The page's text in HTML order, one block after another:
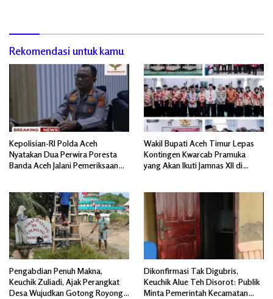
Rekomendasi untuk kamu
Kepolisian-RI Polda Aceh
Nyatakan Dua Perwira Poresta
Banda Aceh Jalani Pemeriksaan
Wakil Bupati Aceh Timur Lepas
Kontingen Kwarcab Pramuka
yang Akan Ikuti Jamnas XII di
Pengabdian Penuh Makna,
Keuchik Zuliadi, Ajak Perangkat
Desa Wujudkan Gotong Royong,
Dikonfirmasi Tak Digubris,
Keuchik Alue Teh Disorot: Publik
Minta Pemerintah Kecamatan